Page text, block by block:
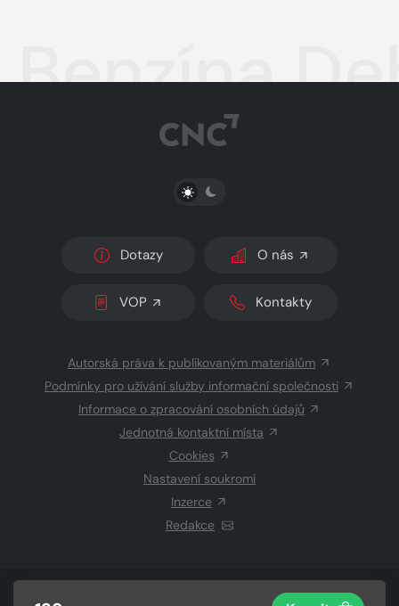
Benzína
PŘEPNOUT SVĚTLÝ/TMAVÝ REŽIM
Dotazy O nás
VOP Kontakty
Autorská práva k publikovaným materiálům
Podmínky pro užívání služby informační společnosti
Informace o zpracování osobních údajů
Jednotná kontaktní místa
Cookies
Nastavení soukromí
Inzerce
Redakce
CZECH NEWS CENTER a.s.a dodavatelé